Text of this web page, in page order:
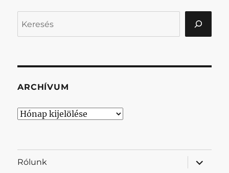
ARCHÍVUM
Archívum
Rólunk
almenü